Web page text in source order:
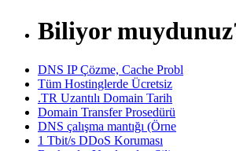
Biliyor
DNS IP Çözme, Cache Probl
Tüm Hostinglerde Ücretsiz
.TR Uzantılı Domain Tarih
Domain Transfer Prosedürü
DNS çalışma mantığı (Örne
1 Tbit/s DDoS Koruması